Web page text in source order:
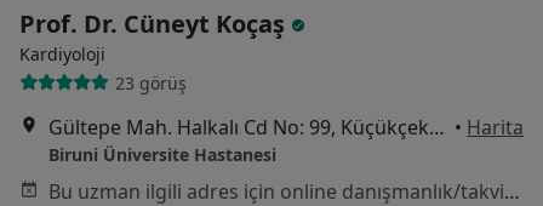
Prof. Dr. Cüneyt Koçaş
Kardiyoloji
23 görüş
Gültepe Mah. Halkalı Cd No: 99, Küçükçekmece • Harita
Biruni Üniversite Hastanesi
Bu uzman ilgili adres için online danışmanlık/takvim sunmuyor.